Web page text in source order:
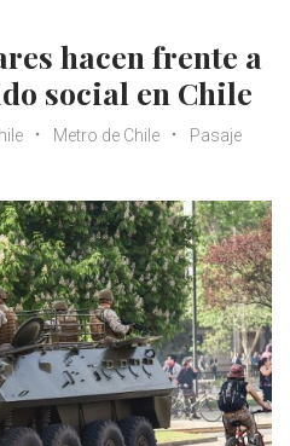
hacen frente a
social en Chile
Metro de Chile
Pasaje